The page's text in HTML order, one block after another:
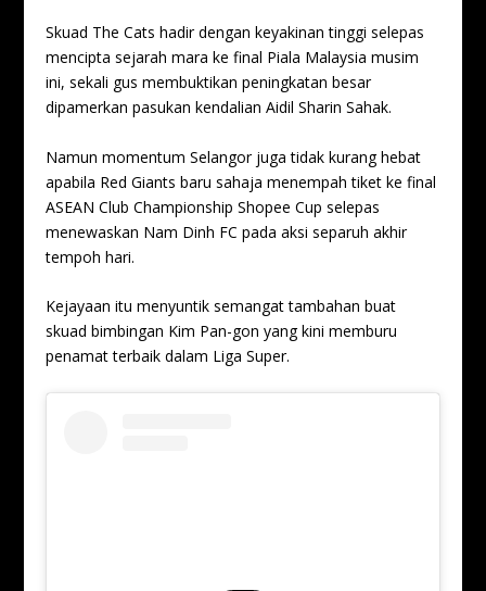
Skuad The Cats hadir dengan keyakinan tinggi selepas
mencipta sejarah mara ke final Piala Malaysia musim
ini, sekali gus membuktikan peningkatan besar
dipamerkan pasukan kendalian Aidil Sharin Sahak.
Namun momentum Selangor juga tidak kurang hebat
apabila Red Giants baru sahaja menempah tiket ke final
ASEAN Club Championship Shopee Cup selepas
menewaskan Nam Dinh FC pada aksi separuh akhir
tempoh hari.
Kejayaan itu menyuntik semangat tambahan buat
skuad bimbingan Kim Pan-gon yang kini memburu
penamat terbaik dalam Liga Super.